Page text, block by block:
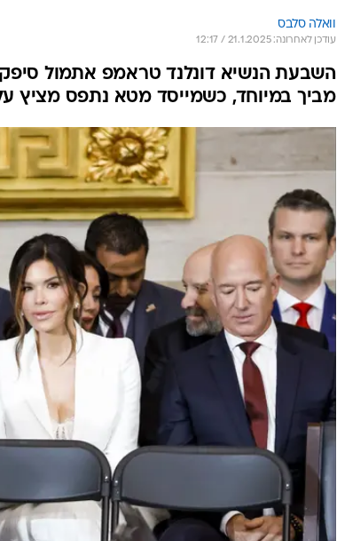
וואלה סלבס
עודכן לאחרונה: 21.1.2025 / 12:17
השבעת הנשיא דונלנד טראמפ אתמול
מביך במיוחד, כשמייסד מטא נתפס מציץ